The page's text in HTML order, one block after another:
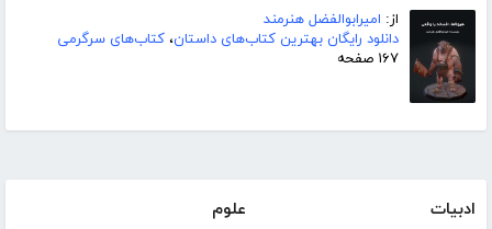
از: امیرابوالفضل هنرمند
دانلود رایگان بهترین کتاب‌های داستان، کتاب‌های سرگرمی
۱۶۷ صفحه
ادبیات علوم